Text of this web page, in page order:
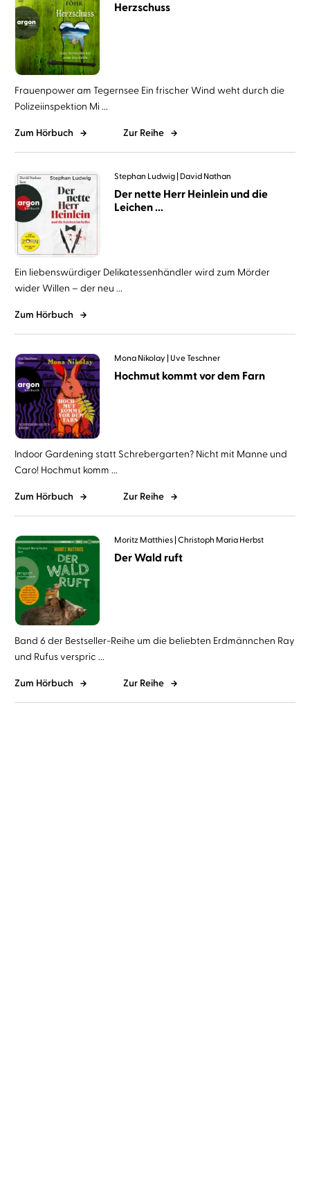
Herzschuss
Frauenpower am Tegernsee Ein frischer Wind weht durch die
Polizeiinspektion Mi ...
Zum Hörbuch Zur Reihe
Stephan Ludwig David Nathan
Der nette Herr Heinlein und die
Leichen ...
Ein liebenswürdiger Delikatessenhändler wird zum Mörder
wider Willen – der neu ...
Zum Hörbuch
Mona Nikolay Uve Teschner
Hochmut kommt vor dem Farn
Indoor Gardening statt Schrebergarten? Nicht mit Manne und
Caro! Hochmut komm ...
Zum Hörbuch Zur Reihe
Moritz Matthies Christoph Maria Herbst
Der Wald ruft
Band 6 der Bestseller-Reihe um die beliebten Erdmännchen Ray
und Rufus verspric ...
Zum Hörbuch Zur Reihe